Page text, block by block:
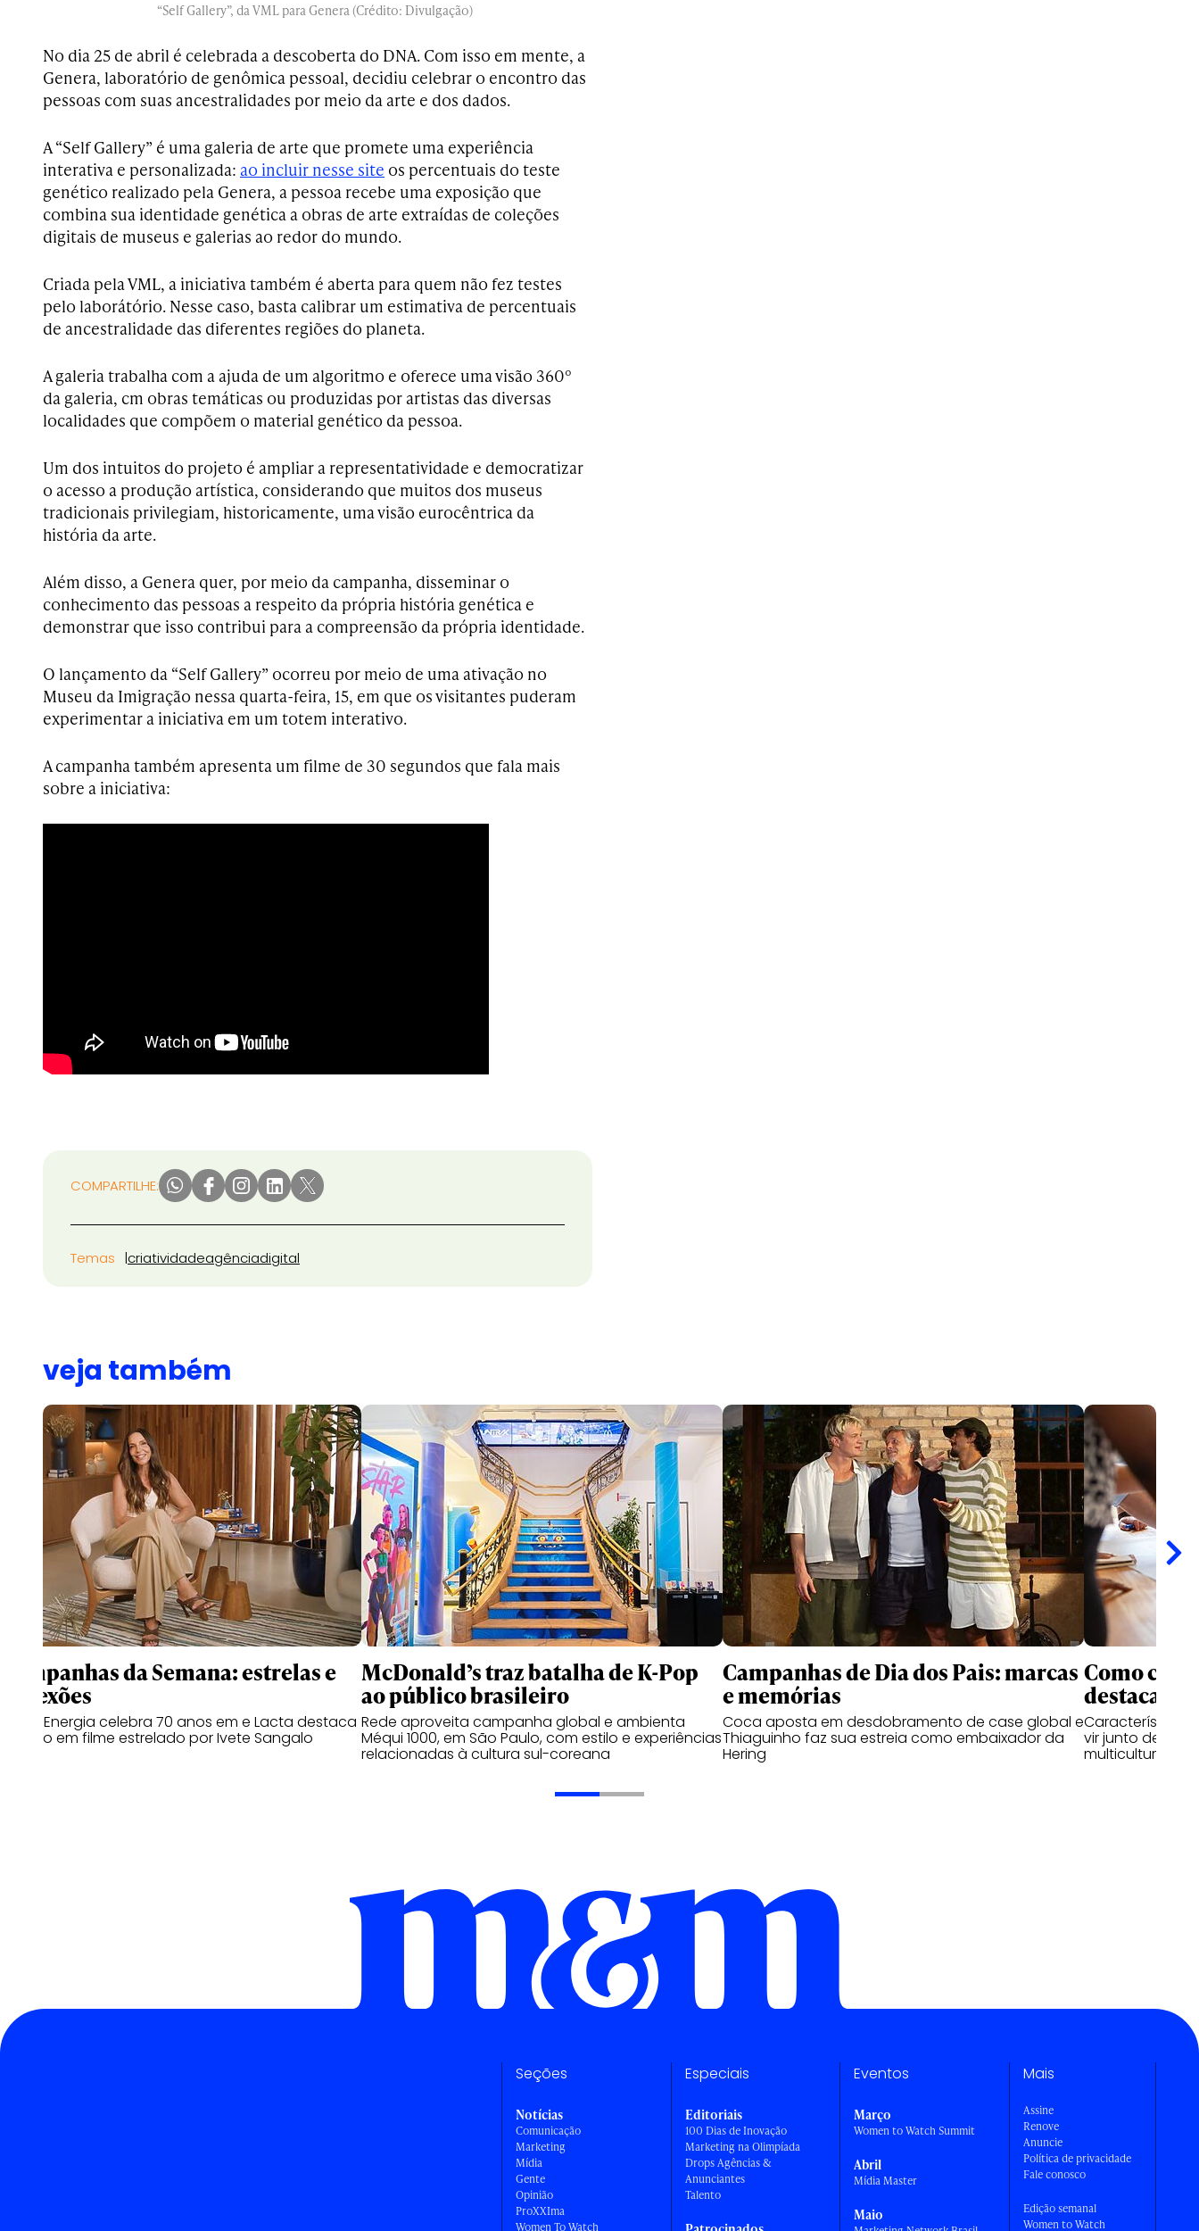
“Self Gallery”, da VML para Genera (Crédito: Divulgação)
No dia 25 de abril é celebrada a descoberta do DNA. Com isso em mente, a
Genera, laboratório de genômica pessoal, decidiu celebrar o encontro das
pessoas com suas ancestralidades por meio da arte e dos dados.
A “Self Gallery” é uma galeria de arte que promete uma experiência
interativa e personalizada: ao incluir nesse site os percentuais do teste
genético realizado pela Genera, a pessoa recebe uma exposição que
combina sua identidade genética a obras de arte extraídas de coleções
digitais de museus e galerias ao redor do mundo.
Criada pela VML, a iniciativa também é aberta para quem não fez testes
pelo laborátório. Nesse caso, basta calibrar um estimativa de percentuais
de ancestralidade das diferentes regiões do planeta.
A galeria trabalha com a ajuda de um algoritmo e oferece uma visão 360º
da galeria, cm obras temáticas ou produzidas por artistas das diversas
localidades que compõem o material genético da pessoa.
Um dos intuitos do projeto é ampliar a representatividade e democratizar
o acesso a produção artística, considerando que muitos dos museus
tradicionais privilegiam, historicamente, uma visão eurocêntrica da
história da arte.
Além disso, a Genera quer, por meio da campanha, disseminar o
conhecimento das pessoas a respeito da própria história genética e
demonstrar que isso contribui para a compreensão da própria identidade.
O lançamento da “Self Gallery” ocorreu por meio de uma ativação no
Museu da Imigração nessa quarta-feira, 15, em que os visitantes puderam
experimentar a iniciativa em um totem interativo.
A campanha também apresenta um filme de 30 segundos que fala mais
sobre a iniciativa:
COMPARTILHE:
Temas criatividadeagênciadigital
veja também
Campanhas da Semana: estrelas e
conexões
Copa Energia celebra 70 anos em e Lacta destaca
o afeto em filme estrelado por Ivete Sangalo
McDonald’s traz batalha de K-Pop
ao público brasileiro
Rede aproveita campanha global e ambienta
Méqui 1000, em São Paulo, com estilo e experiências
relacionadas à cultura sul-coreana
Campanhas de Dia dos Pais: marcas
e memórias
Coca aposta em desdobramento de case global e
Thiaguinho faz sua estreia como embaixador da
Hering
Como
destacam
Características
vir junto de
multiculturais
Seções
Notícias
Comunicação
Marketing
Mídia
Gente
Opinião
ProXXIma
Women To Watch
Especiais
Editoriais
100 Dias de Inovação
Marketing na Olimpíada
Drops Agências &
Anunciantes
Talento
Eventos
Março
Women to Watch Summit
Abril
Mídia Master
Maio
Mais
Assine
Renove
Anuncie
Política de privacidade
Fale conosco
Edição semanal
Women to Watch